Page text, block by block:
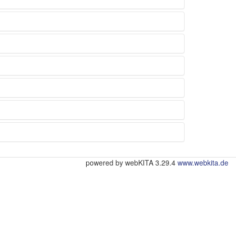
powered by webKITA 3.29.4 www.webkita.de